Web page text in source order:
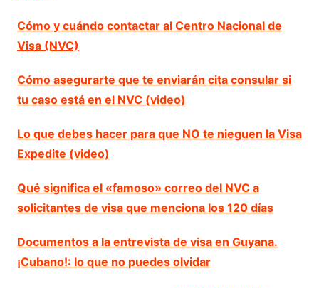
Cómo y cuándo contactar al Centro Nacional de
Visa (NVC)
Cómo asegurarte que te enviarán cita consular si
tu caso está en el NVC (video)
Lo que debes hacer para que NO te nieguen la Visa
Expedite (video)
Qué significa el «famoso» correo del NVC a
solicitantes de visa que menciona los 120 días
Documentos a la entrevista de visa en Guyana.
¡Cubano!: lo que no puedes olvidar